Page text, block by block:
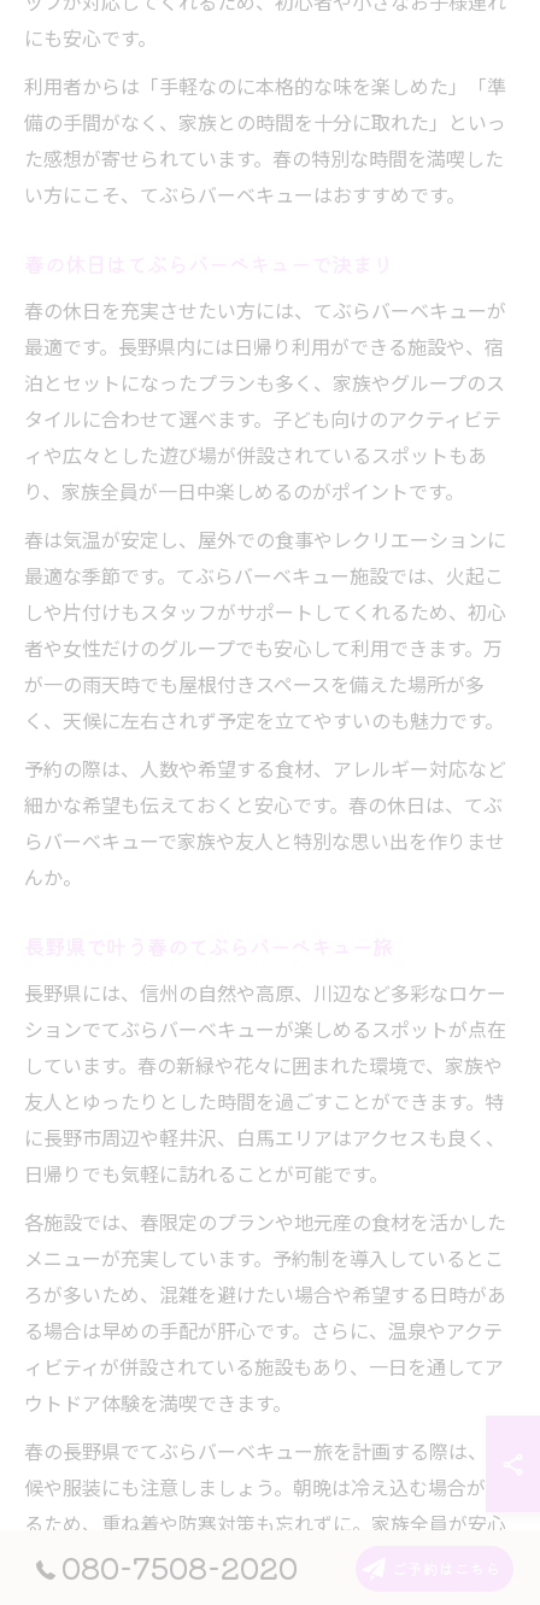
にも安心です。
利用者からは「手軽なのに本格的な味を楽しめた」「準
備の手間がなく、家族との時間を十分に取れた」といっ
た感想が寄せられています。春の特別な時間を満喫した
い方にこそ、てぶらバーベキューはおすすめです。
春の休日を充実させたい方には、てぶらバーベキューが
最適です。長野県内には日帰り利用ができる施設や、宿
泊とセットになったプランも多く、家族やグループのス
タイルに合わせて選べます。子ども向けのアクティビテ
ィや広々とした遊び場が併設されているスポットもあ
り、家族全員が一日中楽しめるのがポイントです。
春は気温が安定し、屋外での食事やレクリエーションに
最適な季節です。てぶらバーベキュー施設では、火起こ
しや片付けもスタッフがサポートしてくれるため、初心
者や女性だけのグループでも安心して利用できます。万
が一の雨天時でも屋根付きスペースを備えた場所が多
く、天候に左右されず予定を立てやすいのも魅力です。
予約の際は、人数や希望する食材、アレルギー対応など
細かな希望も伝えておくと安心です。春の休日は、てぶ
らバーベキューで家族や友人と特別な思い出を作りませ
んか。
長野県には、信州の自然や高原、川辺など多彩なロケー
ションでてぶらバーベキューが楽しめるスポットが点在
しています。春の新緑や花々に囲まれた環境で、家族や
友人とゆったりとした時間を過ごすことができます。特
に長野市周辺や軽井沢、白馬エリアはアクセスも良く、
日帰りでも気軽に訪れることが可能です。
各施設では、春限定のプランや地元産の食材を活かした
メニューが充実しています。予約制を導入しているとこ
ろが多いため、混雑を避けたい場合や希望する日時があ
る場合は早めの手配が肝心です。さらに、温泉やアクテ
ィビティが併設されている施設もあり、一日を通してア
ウトドア体験を満喫できます。
春の長野県でてぶらバーベキュー旅を計画する際は、天
候や服装にも注意しましょう。朝晩は冷え込む場合があ
るため、重ね着や防寒対策も忘れずに。家族全員が安心
して楽しめる環境を整えて、特別なアウトドア体験を実
080-7508-2020